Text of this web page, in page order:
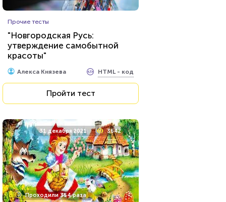
Прочие тесты
"Новгородская Русь:
утверждение самобытной
красоты"
Алекса Князева HTML - код
Пройти тест
31 декабря 2021 3642
Проходили 354 раза